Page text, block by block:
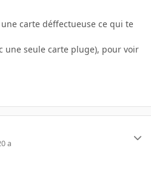
carte déffectueuse ce qui te
une seule carte pluge), pour voir
a